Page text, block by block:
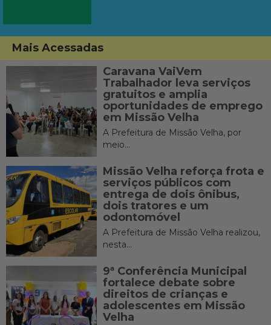
Mais Acessadas
Caravana VaiVem
Trabalhador leva serviços
gratuitos e amplia
oportunidades de emprego
em Missão Velha
A Prefeitura de Missão Velha, por
meio...
Missão Velha reforça frota e
serviços públicos com
entrega de dois ônibus,
dois tratores e um
odontomóvel
A Prefeitura de Missão Velha realizou,
nesta...
9ª Conferência Municipal
fortalece debate sobre
direitos de crianças e
adolescentes em Missão
Velha